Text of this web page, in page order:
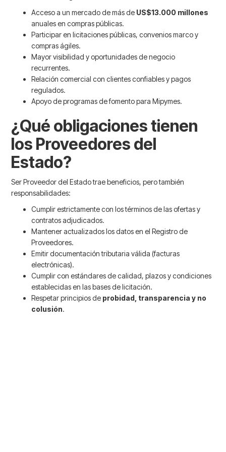
Acceso a un mercado de más de US$13.000 millones
anuales en compras públicas.
Participar en licitaciones públicas, convenios marco y
compras ágiles.
Mayor visibilidad y oportunidades de negocio
recurrentes.
Relación comercial con clientes confiables y pagos
regulados.
Apoyo de programas de fomento para Mipymes.
¿Qué obligaciones tienen
los Proveedores del
Estado?
Ser Proveedor del Estado trae beneficios, pero también
responsabilidades:
Cumplir estrictamente con los términos de las ofertas y
contratos adjudicados.
Mantener actualizados los datos en el Registro de
Proveedores.
Emitir documentación tributaria válida (facturas
electrónicas).
Cumplir con estándares de calidad, plazos y condiciones
establecidas en las bases de licitación.
Respetar principios de probidad, transparencia y no
colusión.